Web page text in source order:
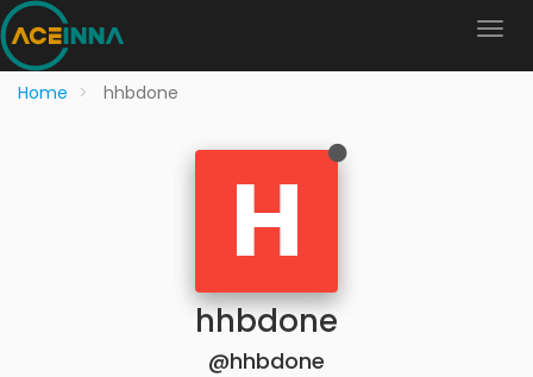
Home hhbdone
H
hhbdone
@hhbdone